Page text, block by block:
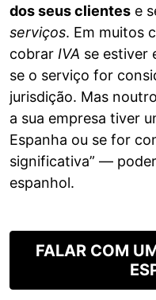
dos seus clientes e
serviços. Em muitos
cobrar IVA se estiver
se o serviço for
jurisdição. Mas
a sua empresa tiver
Espanha ou se for
significativa” —
espanhol.
FALAR COM